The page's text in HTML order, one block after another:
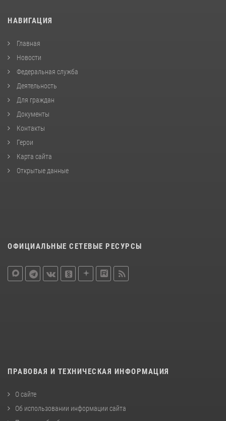
НАВИГАЦИЯ
Главная
Новости
Федеральная служба
Деятельность
Для граждан
Документы
Контакты
Герои
Карта сайта
Открытые данные
ОФИЦИАЛЬНЫЕ СЕТЕВЫЕ РЕСУРСЫ
ПРАВОВАЯ И ТЕХНИЧЕСКАЯ ИНФОРМАЦИЯ
О сайте
Об использовании информации сайта